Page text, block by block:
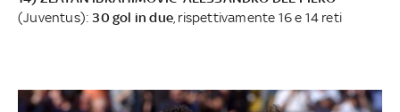
(Juventus):30 gol in due , rispettivamente 16 e 14 reti